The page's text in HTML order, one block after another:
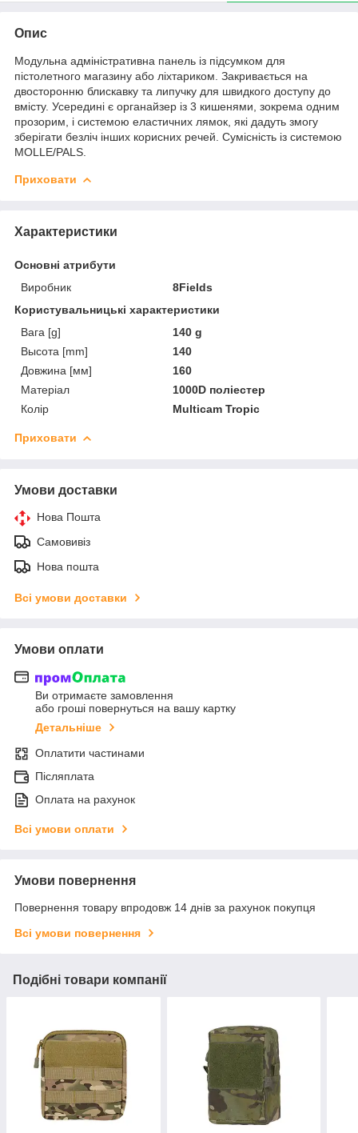
Опис
Модульна адміністративна панель із підсумком для
пістолетного магазину або ліхтариком. Закривається на
двосторонню блискавку та липучку для швидкого доступу до
вмісту. Усередині є органайзер із 3 кишенями, зокрема одним
прозорим, і системою еластичних лямок, які дадуть змогу
зберігати безліч інших корисних речей. Сумісність із системою
MOLLE/PALS.
Приховати
Характеристики
Основні атрибути
Виробник
8Fields
Користувальницькі характеристики
Вага [g]
140 g
Высота [mm]
140
Довжина [мм]
160
Матеріал
1000D поліестер
Колір
Multicam Tropic
Приховати
Умови доставки
Нова Пошта
Самовивіз
Нова пошта
Всі умови доставки
Умови оплати
Ви отримаєте замовлення
або гроші повернуться на вашу картку
Детальніше
Оплатити частинами
Післяплата
Оплата на рахунок
Всі умови оплати
Умови повернення
Повернення товару впродовж 14 днів за рахунок покупця
Всі умови повернення
Подібні товари компанії